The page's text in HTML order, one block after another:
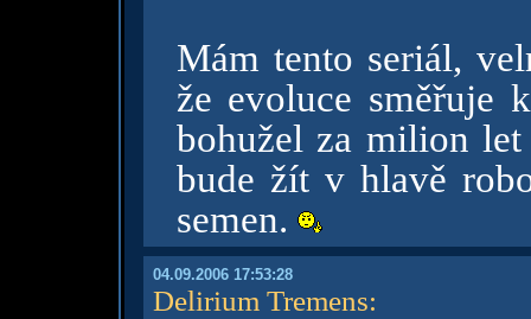
Mám tento seriál,
že evoluce směřuje
bohužel za milion
bude žít v hlavě
semen.
04.09.2006 17:53:28
Delirium Tremens: